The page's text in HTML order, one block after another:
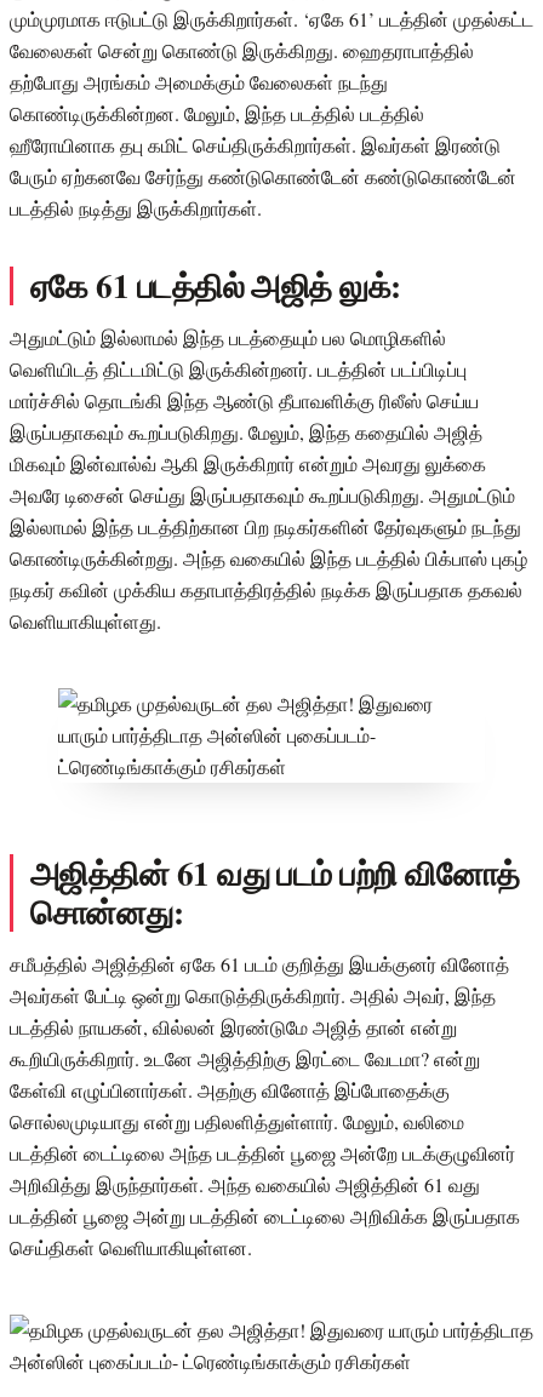
மும்முரமாக ஈடுபட்டு இருக்கிறார்கள். ‘ஏகே 61’ படத்தின் முதல்கட்ட
வேலைகள் சென்று கொண்டு இருக்கிறது. ஹைதராபாத்தில்
தற்போது அரங்கம் அமைக்கும் வேலைகள் நடந்து
கொண்டிருக்கின்றன. மேலும், இந்த படத்தில் படத்தில்
ஹீரோயினாக தபு கமிட் செய்திருக்கிறார்கள். இவர்கள் இரண்டு
பேரும் ஏற்கனவே சேர்ந்து கண்டுகொண்டேன் கண்டுகொண்டேன்
படத்தில் நடித்து இருக்கிறார்கள்.
ஏகே 61 படத்தில் அஜித் லுக்:
அதுமட்டும் இல்லாமல் இந்த படத்தையும் பல மொழிகளில்
வெளியிடத் திட்டமிட்டு இருக்கின்றனர். படத்தின் படப்பிடிப்பு
மார்ச்சில் தொடங்கி இந்த ஆண்டு தீபாவளிக்கு ரிலீஸ் செய்ய
இருப்பதாகவும் கூறப்படுகிறது. மேலும், இந்த கதையில் அஜித்
மிகவும் இன்வால்வ் ஆகி இருக்கிறார் என்றும் அவரது லுக்கை
அவரே டிசைன் செய்து இருப்பதாகவும் கூறப்படுகிறது. அதுமட்டும்
இல்லாமல் இந்த படத்திற்கான பிற நடிகர்களின் தேர்வுகளும் நடந்து
கொண்டிருக்கின்றது. அந்த வகையில் இந்த படத்தில் பிக்பாஸ் புகழ்
நடிகர் கவின் முக்கிய கதாபாத்திரத்தில் நடிக்க இருப்பதாக தகவல்
வெளியாகியுள்ளது.
அஜித்தின் 61 வது படம் பற்றி வினோத்
சொன்னது:
சமீபத்தில் அஜித்தின் ஏகே 61 படம் குறித்து இயக்குனர் வினோத்
அவர்கள் பேட்டி ஒன்று கொடுத்திருக்கிறார். அதில் அவர், இந்த
படத்தில் நாயகன், வில்லன் இரண்டுமே அஜித் தான் என்று
கூறியிருக்கிறார். உடனே அஜித்திற்கு இரட்டை வேடமா? என்று
கேள்வி எழுப்பினார்கள். அதற்கு வினோத் இப்போதைக்கு
சொல்லமுடியாது என்று பதிலளித்துள்ளார். மேலும், வலிமை
படத்தின் டைட்டிலை அந்த படத்தின் பூஜை அன்றே படக்குழுவினர்
அறிவித்து இருந்தார்கள். அந்த வகையில் அஜித்தின் 61 வது
படத்தின் பூஜை அன்று படத்தின் டைட்டிலை அறிவிக்க இருப்பதாக
செய்திகள் வெளியாகியுள்ளன.